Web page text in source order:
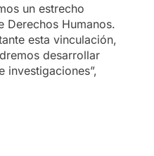
un estrecho
Derechos Humanos.
esta vinculación,
desarrollar
investigaciones”,